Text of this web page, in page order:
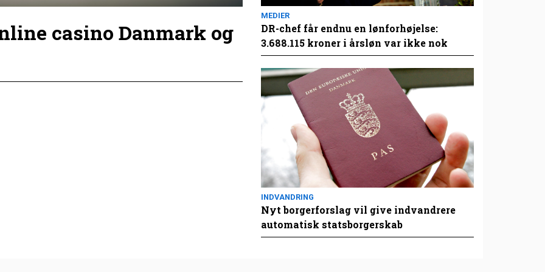
casino Danmark og
MEDIER
DR-chef får endnu en lønforhøjelse:
3.688.115 kroner i årsløn var ikke nok
INDVANDRING
Nyt borgerforslag vil give indvandrere
automatisk statsborgerskab